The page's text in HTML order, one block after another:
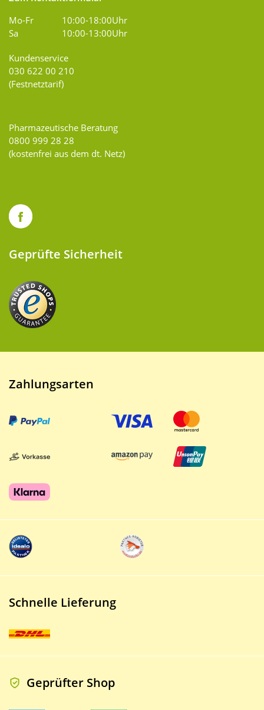
Mo-Fr
10:00-18:00Uhr
Sa
10:00-13:00Uhr
Kundenservice
030 622 00 210
(Festnetztarif)
Pharmazeutische Beratung
0800 999 28 28
(kostenfrei aus dem dt. Netz)
Geprüfte Sicherheit
Zahlungsarten
Schnelle Lieferung
Geprüfter Shop